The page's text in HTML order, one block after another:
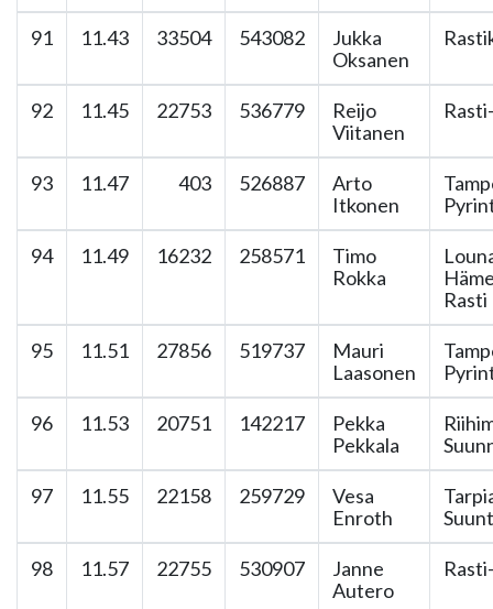
91 11.43 33504 543082
Jukka
Oksanen
92 11.45 22753 536779
Reijo
Viitanen
93 11.47 403 526887
Arto
Itkonen
94 11.49 16232 258571
Timo
Rokka
Rasti
95 11.51 27856 519737
Mauri
Laasonen
96 11.53 20751 142217
Pekka
Pekkala
97 11.55 22158 259729
Vesa
Enroth
98 11.57 22755 530907
Janne
Autero